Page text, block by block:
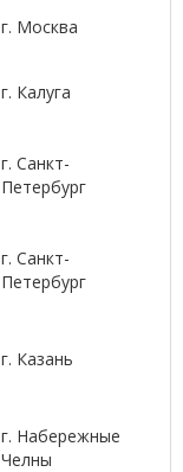
г. Москва
г. Калуга
г. Санкт-
Петербург
г. Санкт-
Петербург
г. Казань
г. Набережные
Челны